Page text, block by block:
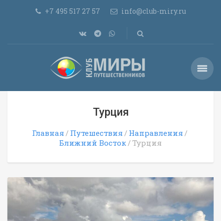
+7 495 517 27 57 info@club-miry.ru
Турция
Главная Путешествия
Направления
Ближний Восток Турция